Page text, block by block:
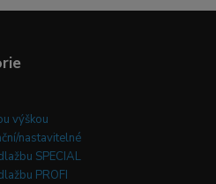
výškou
nastavitelné
SPECIAL
PROFI